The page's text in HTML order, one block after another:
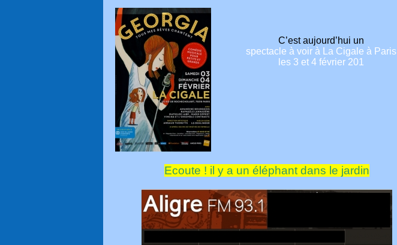
C’est aujourd’hui un
spectacle à voir à La Cigale à Paris
les 3 et 4 février 201
Ecoute ! il y a un éléphant dans le jardin